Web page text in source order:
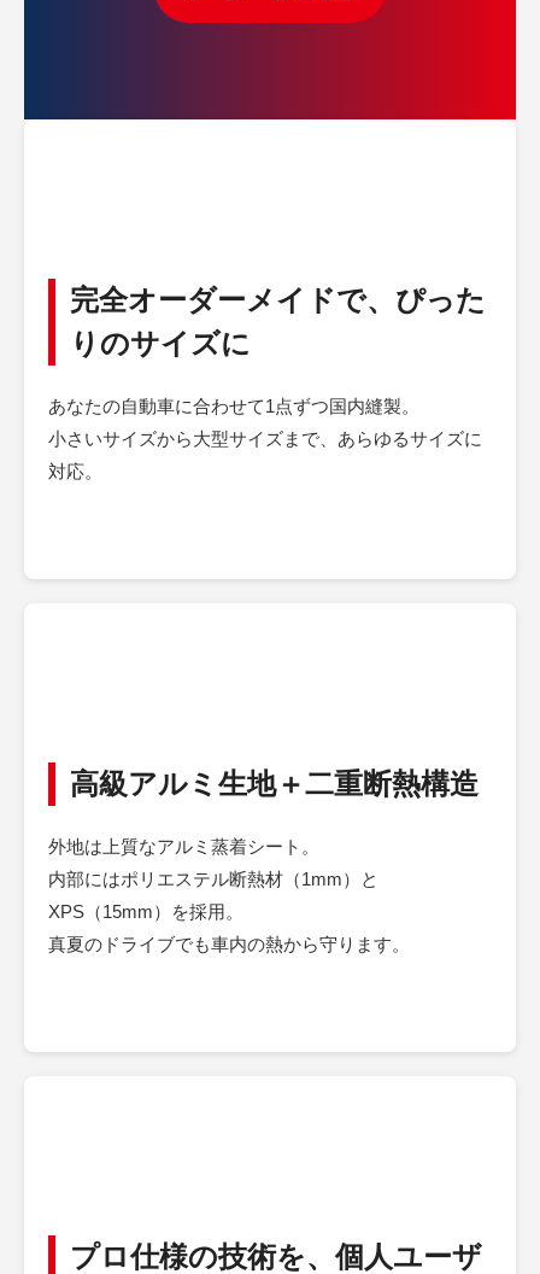
完全オーダーメイドで、ぴった
りのサイズに
あなたの自動車に合わせて1点ずつ国内縫製。
小さいサイズから大型サイズまで、あらゆるサイズに
対応。
高級アルミ生地＋二重断熱構造
外地は上質なアルミ蒸着シート。
内部にはポリエステル断熱材（1mm）と
XPS（15mm）を採用。
真夏のドライブでも車内の熱から守ります。
プロ仕様の技術を、個人ユーザ